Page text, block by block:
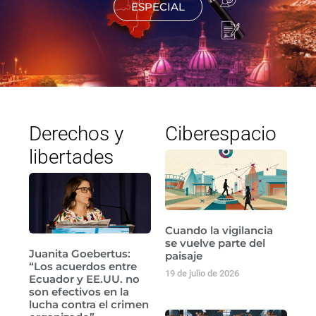
ESPECIAL
Derechos y
libertades
Juanita Goebertus:
“Los acuerdos entre
Ecuador y EE.UU. no
son efectivos en la
lucha contra el crimen
Ciberespacio
Cuando la vigilancia
se vuelve parte del
paisaje
19 de julio de 2026